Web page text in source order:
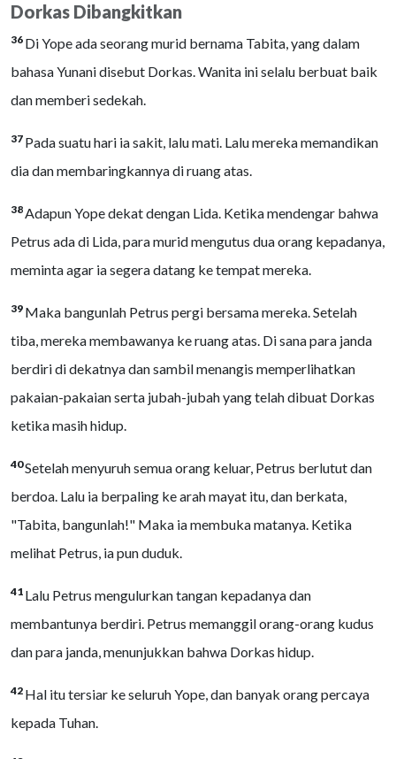
Dorkas Dibangkitkan
36 Di Yope ada seorang murid bernama Tabita, yang dalam
bahasa Yunani disebut Dorkas. Wanita ini selalu berbuat baik
dan memberi sedekah.
37 Pada suatu hari ia sakit, lalu mati. Lalu mereka memandikan
dia dan membaringkannya di ruang atas.
38Adapun Yope dekat dengan Lida. Ketika mendengar bahwa
Petrus ada di Lida, para murid mengutus dua orang kepadanya,
meminta agar ia segera datang ke tempat mereka.
39 Maka bangunlah Petrus pergi bersama mereka. Setelah
tiba, mereka membawanya ke ruang atas. Di sana para janda
berdiri di dekatnya dan sambil menangis memperlihatkan
pakaian-pakaian serta jubah-jubah yang telah dibuat Dorkas
ketika masih hidup.
40Setelah menyuruh semua orang keluar, Petrus berlutut dan
berdoa. Lalu ia berpaling ke arah mayat itu, dan berkata,
"Tabita, bangunlah!" Maka ia membuka matanya. Ketika
melihat Petrus, ia pun duduk.
41 Lalu Petrus mengulurkan tangan kepadanya dan
membantunya berdiri. Petrus memanggil orang-orang kudus
dan para janda, menunjukkan bahwa Dorkas hidup.
42 Hal itu tersiar ke seluruh Yope, dan banyak orang percaya
kepada Tuhan.